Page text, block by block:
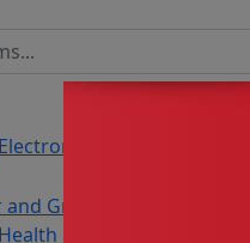
Electronic
Grinder
Health & Beauty